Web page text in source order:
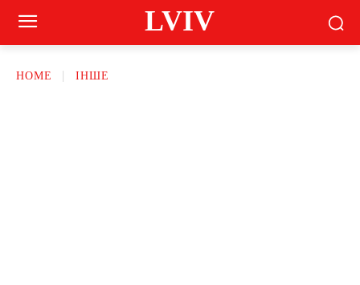
LVIV
HOME ІНШЕ